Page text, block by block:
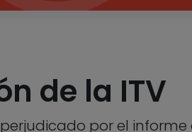
de la ITV
por el